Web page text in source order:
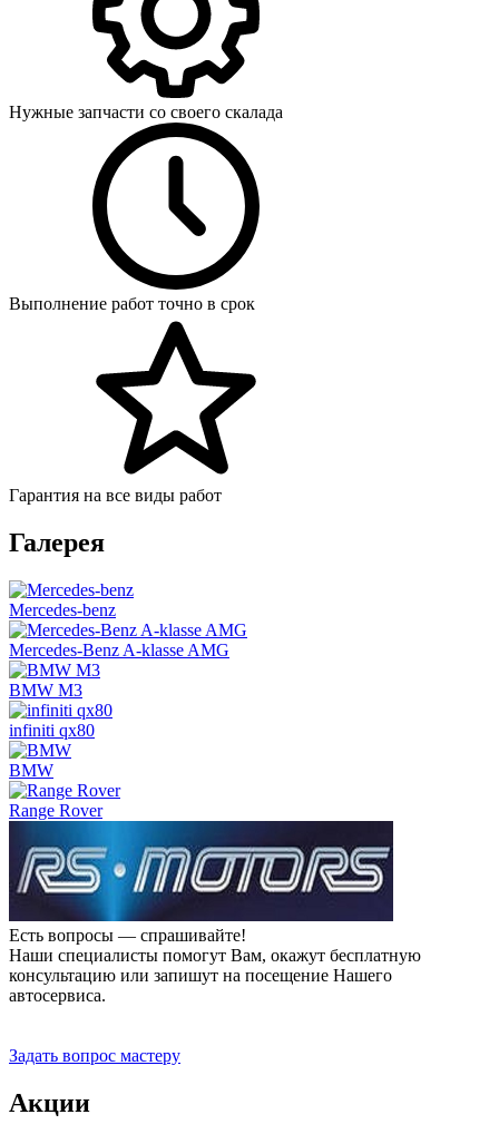
Нужные запчасти со своего скалада
Выполнение работ точно в срок
Гарантия на все виды работ
Галерея
Mercedes-benz
Mercedes-Benz A-klasse AMG
BMW M3
infiniti qx80
BMW
Range Rover
Есть вопросы — спрашивайте!
Наши специалисты помогут Вам, окажут бесплатную
консультацию или запишут на посещение Нашего
автосервиса.
Задать вопрос мастеру
Акции